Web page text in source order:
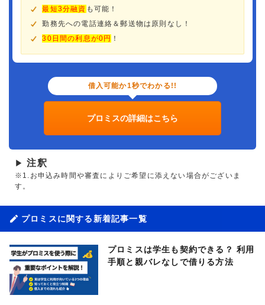
最短3分融資 も可能！
勤務先への電話連絡＆郵送物は原則なし！
30日間の利息が0円 ！
借入可能か1秒でわかる!!
プロミスの詳細はこちら
▶ 注釈
※1.お申込み時間や審査によりご希望に添えない場合がございま
す。
プロミスに関する新着記事一覧
プロミスは学生も契約できる？ 利用
手順と親バレなしで借りる方法